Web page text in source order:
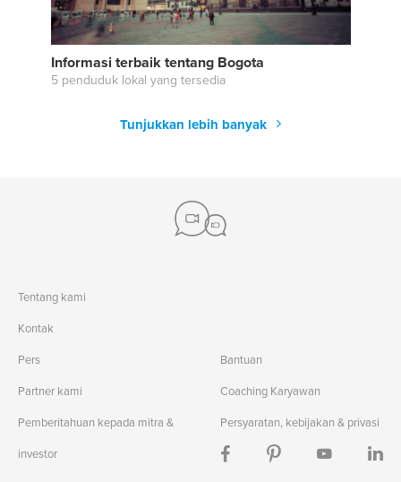
Informasi terbaik tentang Bogota
5 penduduk lokal yang tersedia
Tunjukkan lebih banyak
Tentang kami
Kontak
Pers
Partner kami
Pemberitahuan kepada mitra &
investor
Bantuan
Coaching Karyawan
Persyaratan, kebijakan & privasi